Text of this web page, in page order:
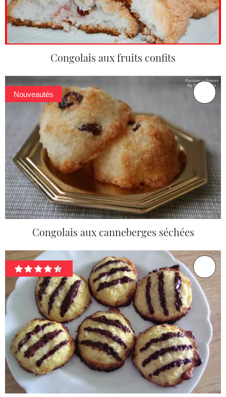
Congolais aux fruits confits
Nouveautés
Congolais aux canneberges séchées